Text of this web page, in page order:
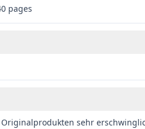
pages
sehr